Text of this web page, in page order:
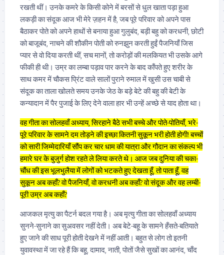
रखती थीं। उनके कमरे के किसी कोने में बरसों से धुल खाता पड़ा हुआ
लकड़ी का संदूक आज भी मेरे ज़हन में है, जब पूरे परिवार को अपने पास
बैठाकर पोते को अपने हाथों से बनाया हुआ गुलुबंद, बड़ी बहु को करधनी, छोटी
को बाजूबंद, नाचने की शौकीन पोती को रुनझुन करती हुईं पैजनियाँ जिस
प्यार से वो दिया करती थीं, सच मानों, तो करोड़ों की मलकियत भी उसके आगे
फीकी ही थी। उम्र का लम्बा पड़ाव पार करने के बाद काँपते हुए शरीर के
साथ कमर में चौकस प्रिंट वाले सालों पुराने रुमाल में खुसी उस चाबी से
संदूक का ताला खोलते समय उनके जेठ के बड़े बेटे की बहु की बेटी के
कन्यादान में पैर पुजाई के लिए देने वाला हार भी उन्हें अच्छे से याद होता था।
वह गीता का सोलहवाँ अध्याय, सिरहाने बैठे सभी बच्चे और पोते-पोतियाँ, भरे-
पूरे परिवार के सामने दम तोड़ने की इच्छा कितनी सुकून भरी होती होगी! बच्चों
को सारी जिम्मेदारियाँ सौंप कर चार धाम की यात्रा और गौदान का संकल्प भी
हमारे घर के बुजुर्ग होश रहते ले लिया करते थे। आज जब दुनिया की चका-
चौंध की इस भूलभुलैया में लोगों को भटकते हुए देखता हूँ, तो पाता हूँ, वह
सुकून अब कहाँ? वो पैजनियाँ, वो करधनी अब कहाँ? वो संदूक और वह लम्बी-
पूरी उम्र अब कहाँ?
आजकल मृत्यु का पैटर्न बदल गया है। अब मृत्यु गीता का सोलहवाँ अध्याय
सुनने-सुनाने का सुअवसर नहीं देती। अब बेटे-बहू के सामने हँसते-बतियाते
हुए जाने की साध पूरी होती देखने में नहीं आती। बहुत से लोग तो इतनी
युवावस्था में जा रहे हैं कि बहू, दामाद, नाती, पोतों जैसे सुखों का आनंद, चाँद